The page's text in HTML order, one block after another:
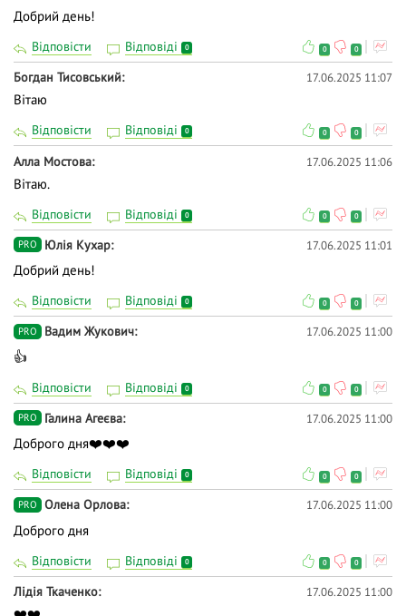
Добрий день!
Відповісти Відповіді 0 0 0
Богдан Тисовський 17.06.2025 11:07
Вітаю
Відповісти Відповіді 0 0 0
Алла Мостова 17.06.2025 11:06
Вітаю.
Відповісти Відповіді 0 0 0
PRO Юлія Кухар 17.06.2025 11:01
Добрий день!
Відповісти Відповіді 0 0 0
PRO Вадим Жукович 17.06.2025 11:00
👍
Відповісти Відповіді 0 0 0
PRO Галина Агеєва 17.06.2025 11:00
Доброго дня❤️❤️❤️
Відповісти Відповіді 0 0 0
PRO Олена Орлова 17.06.2025 11:00
Доброго дня
Відповісти Відповіді 0 0 0
Лідія Ткаченко 17.06.2025 11:00